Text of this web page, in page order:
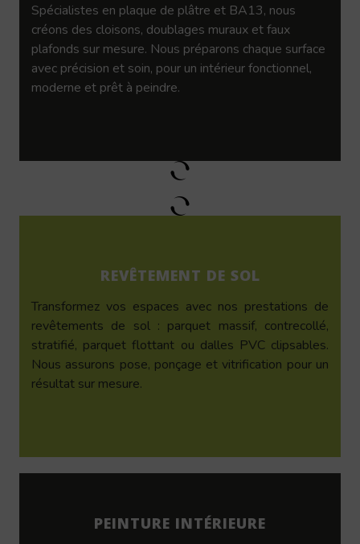
Spécialistes en plaque de plâtre et BA13, nous
créons des cloisons, doublages muraux et faux
plafonds sur mesure. Nous préparons chaque surface
avec précision et soin, pour un intérieur fonctionnel,
moderne et prêt à peindre.
REVÊTEMENT DE SOL
Transformez vos espaces avec nos prestations de
revêtements de sol : parquet massif, contrecollé,
stratifié, parquet flottant ou dalles PVC clipsables.
Nous assurons pose, ponçage et vitrification pour un
résultat sur mesure.
PEINTURE INTÉRIEURE